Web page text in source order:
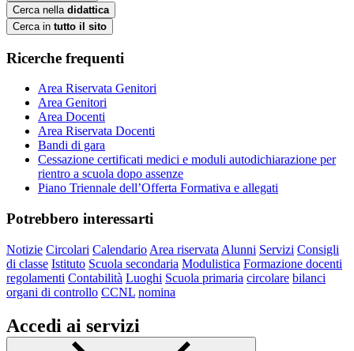
Cerca nella didattica
Cerca in tutto il sito
Ricerche frequenti
Area Riservata Genitori
Area Genitori
Area Docenti
Area Riservata Docenti
Bandi di gara
Cessazione certificati medici e moduli autodichiarazione per
rientro a scuola dopo assenze
Piano Triennale dell’Offerta Formativa e allegati
Potrebbero interessarti
Notizie Circolari Calendario Area riservata Alunni Servizi Consigli
di classe Istituto Scuola secondaria Modulistica Formazione docenti
regolamenti Contabilità Luoghi Scuola primaria circolare bilanci
organi di controllo CCNL nomina
Accedi ai servizi